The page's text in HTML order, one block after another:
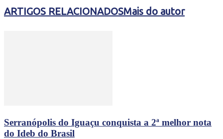
ARTIGOS RELACIONADOSMais do autor
Serranópolis do Iguaçu conquista a 2ª melhor nota
do Ideb do Brasil